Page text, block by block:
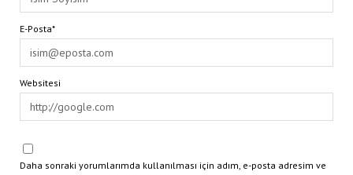
E-Posta*
Websitesi
Daha sonraki yorumlarımda kullanılması için adım, e-posta adresim ve